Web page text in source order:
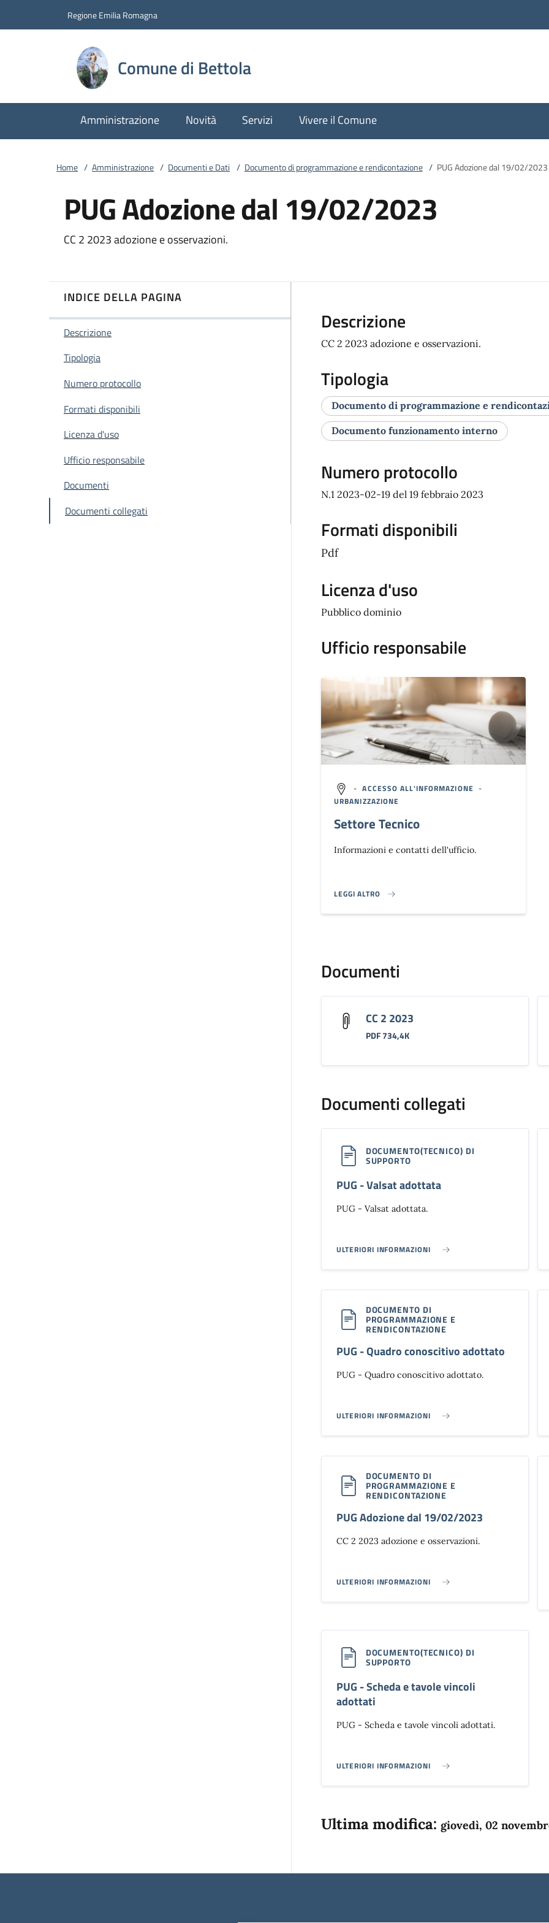
Regione Emilia Romagna
Comune di Bettola
Amministrazione Novità Servizi Vivere il Comune
Home / Amministrazione / Documenti e Dati / Documento di programmazione e rendicontazione / PUG Adozione dal 19/02/2023
PUG Adozione dal 19/02/2023
CC 2 2023 adozione e osservazioni.
INDICE DELLA PAGINA
Descrizione
Tipologia
Numero protocollo
Formati disponibili
Licenza d'uso
Ufficio responsabile
Documenti
Documenti collegati
Descrizione
CC 2 2023 adozione e osservazioni.
Tipologia
Documento di programmazione e
Documento funzionamento interno
Numero protocollo
N.1 2023-02-19 del 19 febbraio 2023
Formati disponibili
Pdf
Licenza d'uso
Pubblico dominio
Ufficio responsabile
- ACCESSO ALL'INFORMAZIONE -
URBANIZZAZIONE
Settore Tecnico
Informazioni e contatti dell'ufficio.
LEGGI ALTRO
}
Documenti
CC 2 2023
PDF 734,4K
Documenti collegati
DOCUMENTO(TECNICO) DI
SUPPORTO
PUG - Valsat adottata
PUG - Valsat adottata.
ULTERIORI INFORMAZIONI
PUG - VALSAT ADOTTATA}
DOCUMENTO DI
PROGRAMMAZIONE E
RENDICONTAZIONE
PUG - Quadro conoscitivo adottato
PUG - Quadro conoscitivo adottato.
ULTERIORI INFORMAZIONI
PUG - QUADRO CONOSCITIVO ADOTTATO}
DOCUMENTO DI
PROGRAMMAZIONE E
RENDICONTAZIONE
PUG Adozione dal 19/02/2023
CC 2 2023 adozione e osservazioni.
ULTERIORI INFORMAZIONI
PUG ADOZIONE DAL 19/02/2023}
DOCUMENTO(TECNICO) DI
SUPPORTO
PUG - Scheda e tavole vincoli
adottati
PUG - Scheda e tavole vincoli adottati.
ULTERIORI INFORMAZIONI
PUG - SCHEDA E TAVOLE VINCOLI ADOTTATI}
Ultima modifica: giovedì, 02